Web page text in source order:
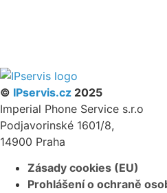
© IPservis.cz 2025
Imperial Phone Service s.r.o
Podjavorinské 1601/8,
14900 Praha
Zásady cookies (EU)
Prohlášení o ochraně